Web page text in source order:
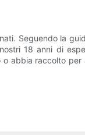
Seguendo la
18 anni di
abbia raccolto per